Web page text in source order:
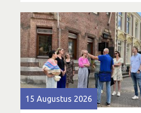
15 Augustus 2026